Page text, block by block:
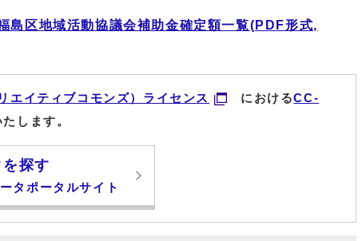
島区地域活動協議会補助金確定額一覧(PDF形式,
エイティブコモンズ）ライセンス におけるCC-
します。
探す
タポータルサイト